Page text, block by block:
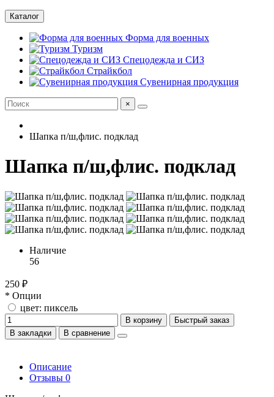
Каталог
Форма для военных
Туризм
Спецодежда и СИЗ
Страйкбол
Сувенирная продукция
×
Шапка п/ш,флис. подклад
Шапка п/ш,флис. подклад
Наличие
56
250 ₽
* Опции
цвет: пиксель
В корзину
Быстрый заказ
В закладки
В сравнение
Описание
Отзывы 0